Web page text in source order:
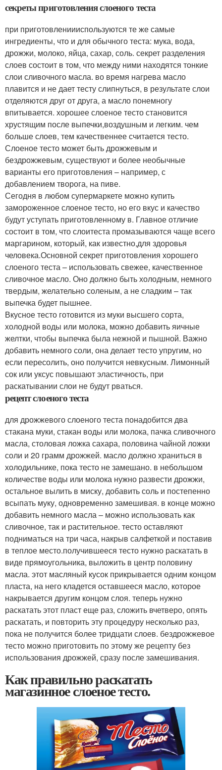
секреты приготовления слоеного теста
при приготовлениииспользуются те же самые
ингредиенты, что и для обычного теста: мука, вода,
дрожжи, молоко, яйца, сахар, соль. секрет разделения
слоев состоит в том, что между ними находятся тонкие
слои сливочного масла. во время нагрева масло
плавится и не дает тесту слипнуться, в результате слои
отделяются друг от друга, а масло понемногу
впитывается. хорошее слоеное тесто становится
хрустящим после выпечки,воздушным и легким. чем
больше слоев, тем качественнее считается тесто.
Слоеное тесто может быть дрожжевым и
бездрожжевым, существуют и более необычные
варианты его приготовления – например, с
добавлением творога, на пиве.
Сегодня в любом супермаркете можно купить
замороженное слоеное тесто, но его вкус и качество
будут уступать приготовленному в. Главное отличие
состоит в том, что слоитеста промазываются чаще всего
маргарином, который, как известно,для здоровья
человека.Основной секрет приготовления хорошего
слоеного теста – использовать свежее, качественное
сливочное масло. Оно должно быть холодным, немного
твердым, желательно соленым, а не сладким – так
выпечка будет пышнее.
Вкусное тесто готовится из муки высшего сорта,
холодной воды или молока, можно добавить яичные
желтки, чтобы выпечка была нежной и пышной. Важно
добавить немного соли, она делает тесто упругим, но
если пересолить, оно получится невкусным. Лимонный
сок или уксус повышают эластичность, при
раскатывании слои не будут рваться.
рецепт слоеного теста
для дрожжевого слоеного теста понадобится два
стакана муки, стакан воды или молока, пачка сливочного
масла, столовая ложка сахара, половина чайной ложки
соли и 20 грамм дрожжей. масло должно храниться в
холодильнике, пока тесто не замешано. в небольшом
количестве воды или молока нужно развести дрожжи,
остальное вылить в миску, добавить соль и постепенно
всыпать муку, одновременно замешивая. в конце можно
добавить немного масла – можно использовать как
сливочное, так и растительное. тесто оставляют
подниматься на три часа, накрыв салфеткой и поставив
в теплое место.получившееся тесто нужно раскатать в
виде прямоугольника, выложить в центр половину
масла. этот масляный кусок прикрывается одним концом
пласта, на него кладется оставшееся масло, которое
накрывается другим концом слоя. теперь нужно
раскатать этот пласт еще раз, сложить вчетверо, опять
раскатать, и повторить эту процедуру несколько раз,
пока не получится более тридцати слоев. бездрожжевое
тесто можно приготовить по этому же рецепту без
использования дрожжей, сразу после замешивания.
Как правильно раскатать
магазинное слоеное тесто.